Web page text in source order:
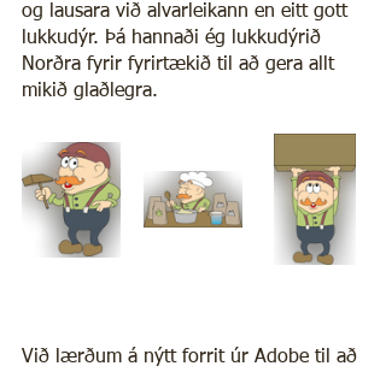
og lausara við alvarleikann en eitt gott
lukkudýr. Þá hannaði ég lukkudýrið
Norðra fyrir fyrirtækið til að gera allt
mikið glaðlegra.
Við lærðum á nýtt forrit úr Adobe til að